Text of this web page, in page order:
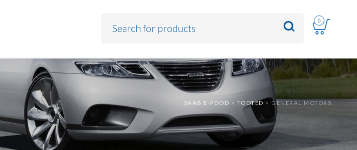
0
SAAB E-POOD > TOOTED > GENERAL MOTORS